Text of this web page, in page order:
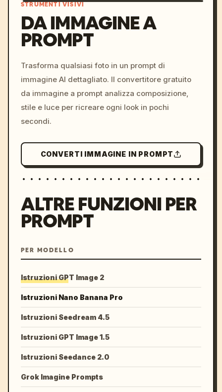
colors, 8k --v 6.0
STRUMENTI VISIVI
DA IMMAGINE A
PROMPT
Trasforma qualsiasi foto in un prompt di
immagine AI dettagliato. Il convertitore gratuito
da immagine a prompt analizza composizione,
stile e luce per ricreare ogni look in pochi
secondi.
CONVERTI IMMAGINE IN PROMPT
ALTRE FUNZIONI PER
PROMPT
PER MODELLO
Istruzioni GPT Image 2
Istruzioni Nano Banana Pro
Istruzioni Seedream 4.5
Istruzioni GPT Image 1.5
Istruzioni Seedance 2.0
Grok Imagine Prompts